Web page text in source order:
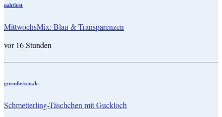
nahtlust
MittwochsMix: Blau & Transparenzen
vor 16 Stunden
greenfietsen.de
Schmetterling-Täschchen mit Guckloch